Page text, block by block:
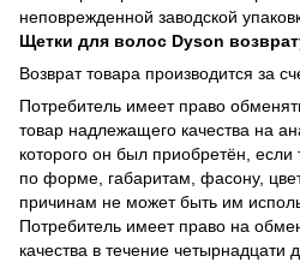
неповрежденной заводской
Щетки для волос Dyson
Возврат товара производится за
Потребитель имеет право
товар надлежащего качества на
которого он был приобретён, если
по форме, габаритам, фасону,
причинам не может быть им
Потребитель имеет право на
качества в течение четырнадцати